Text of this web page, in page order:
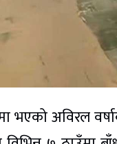
भएको अविरल